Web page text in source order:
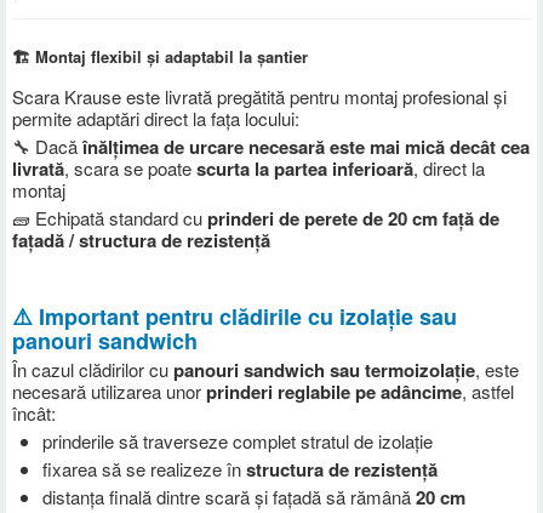
🏗️ Montaj flexibil și adaptabil la șantier
Scara Krause este livrată pregătită pentru montaj profesional și
permite adaptări direct la fața locului:
🔧 Dacăînălțimea de urcare necesară este mai mică decât cea
livrată, scara se poatescurta la partea inferioară, direct la
montaj
🧱 Echipată standard cuprinderi de perete de 20 cm față de
fațadă / structura de rezistență
⚠️ Important pentru clădirile cu izolație sau
panouri sandwich
În cazul clădirilor cupanouri sandwich sau termoizolație, este
necesară utilizarea unorprinderi reglabile pe adâncime, astfel
încât:
prinderile să traverseze complet stratul de izolație
fixarea să se realizeze înstructura de rezistență
distanța finală dintre scară și fațadă să rămână20 cm